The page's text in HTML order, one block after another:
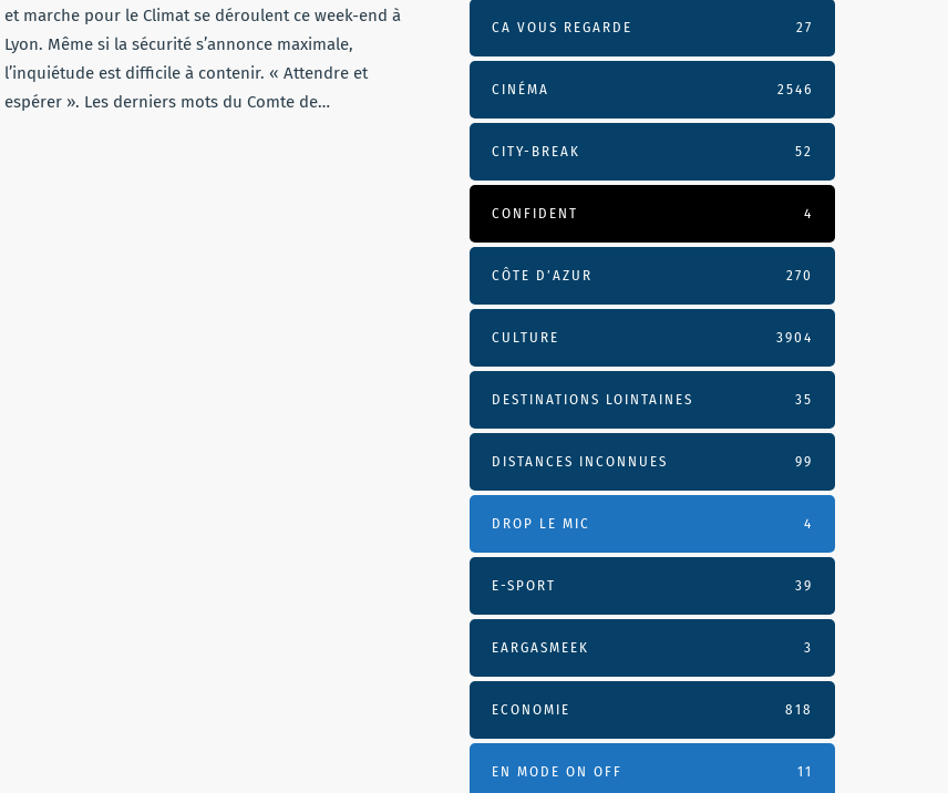
et marche pour le Climat se déroulent ce week-end à
Lyon. Même si la sécurité s’annonce maximale,
l’inquiétude est difficile à contenir. « Attendre et
espérer ». Les derniers mots du Comte de…
CA VOUS REGARDE 27
CINÉMA 2546
CITY-BREAK 52
CONFIDENT 4
CÔTE D’AZUR 270
CULTURE 3904
DESTINATIONS LOINTAINES 35
DISTANCES INCONNUES 99
DROP LE MIC 4
E-SPORT 39
EARGASMEEK 3
ECONOMIE 818
EN MODE ON OFF 11